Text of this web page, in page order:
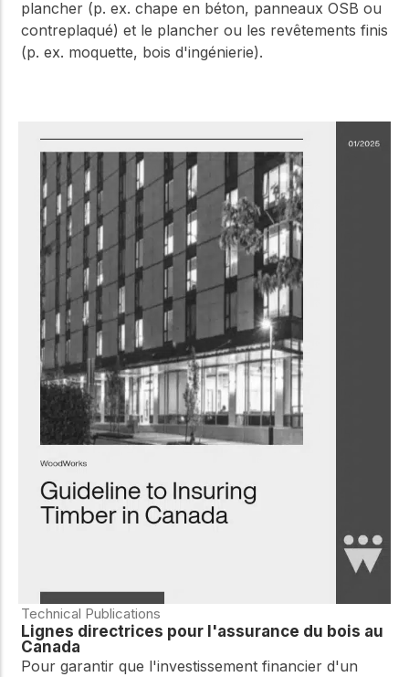
plancher (p. ex. chape en béton, panneaux OSB ou
contreplaqué) et le plancher ou les revêtements finis
(p. ex. moquette, bois d'ingénierie).
Technical Publications
Lignes directrices pour l'assurance du bois au
Canada
Pour garantir que l'investissement financier d'un